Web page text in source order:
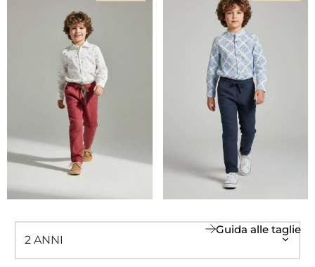
Guida alle taglie